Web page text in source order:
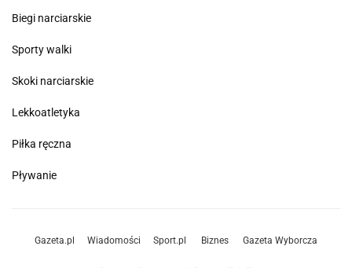
Biegi narciarskie
Sporty walki
Skoki narciarskie
Lekkoatletyka
Piłka ręczna
Pływanie
Gazeta.pl Wiadomości Sport.pl Biznes Gazeta Wyborcza